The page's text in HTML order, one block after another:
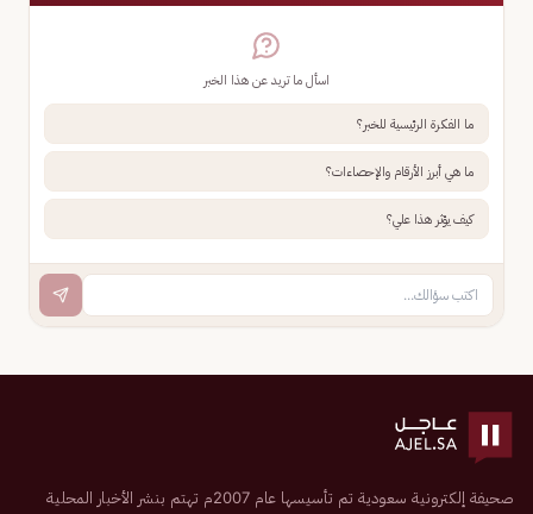
اسأل ما تريد عن هذا الخبر
ما الفكرة الرئيسية للخبر؟
ما هي أبرز الأرقام والإحصاءات؟
كيف يؤثر هذا علي؟
صحيفة إلكترونية سعودية تم تأسيسها عام 2007م تهتم بنشر الأخبار المحلية